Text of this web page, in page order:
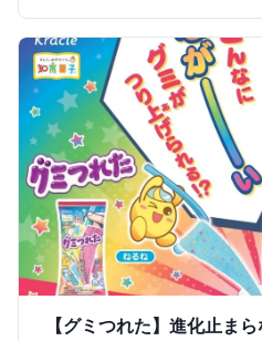
【グミつれた】進化止ま